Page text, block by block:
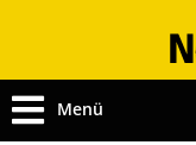
Menü